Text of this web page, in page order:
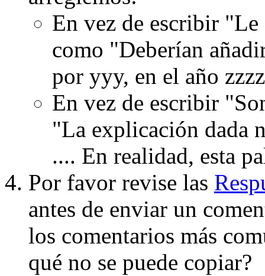
En vez de escribir
como "Deberían
por yyy, en el año
En vez de escribir
"La explicación dada
.... En realidad, esta
Por favor revise las
antes de enviar un
los comentarios más
qué no se puede copiar?